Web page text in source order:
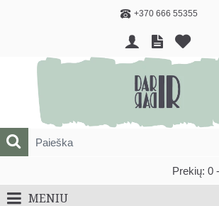
+370 666 55355
Prekių: 0
MENIU